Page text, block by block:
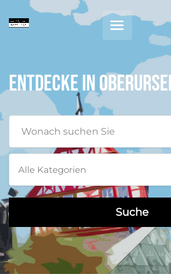
Entdecke in
Alle Kategorien
Suche